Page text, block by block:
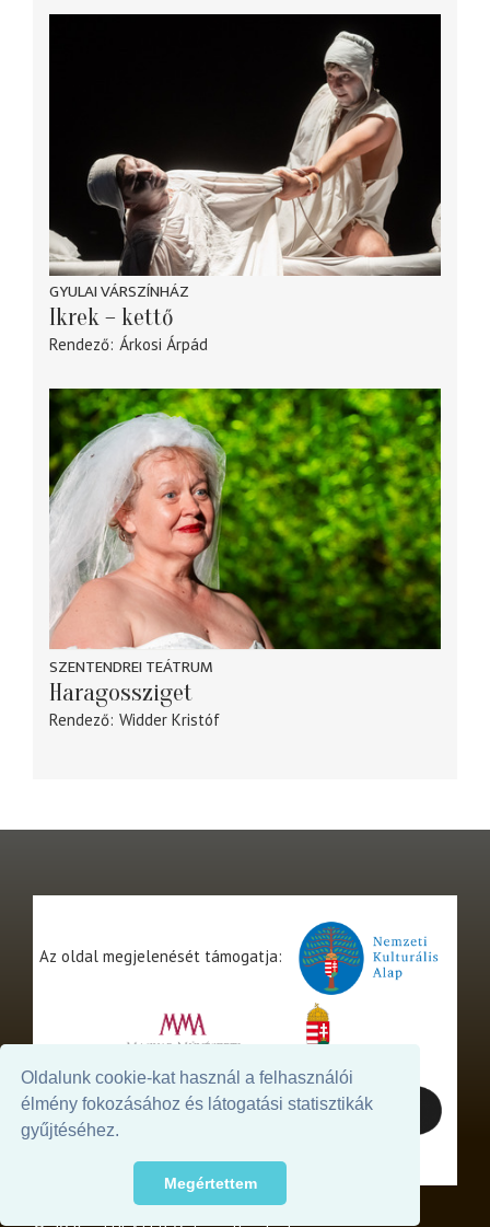
Oldalunk cookie-kat használ a felhasználói
élmény fokozásához és látogatási statisztikák
gyűjtéséhez.
Megértettem
GYULAI VÁRSZÍNHÁZ
Ikrek – kettő
Rendező Árkosi Árpád
SZENTENDREI TEÁTRUM
Haragossziget
Rendező Widder Kristóf
Az oldal megjelenését támogatja: